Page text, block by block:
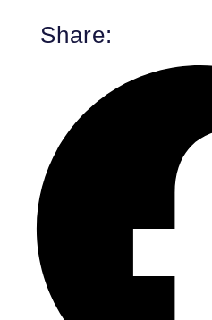
Share: